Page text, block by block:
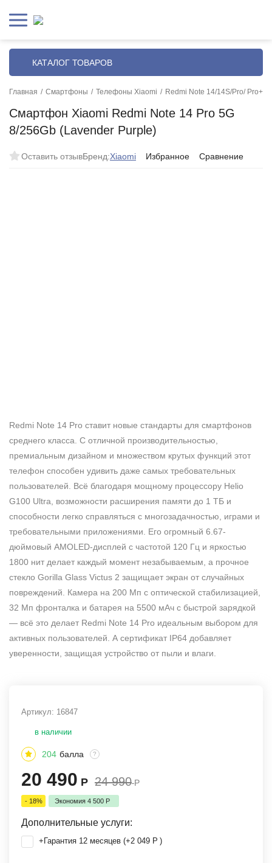
КАТАЛОГ ТОВАРОВ
Главная / Смартфоны / Телефоны Xiaomi / Redmi Note 14/14S/Pro/ Pro+
Смартфон Xiaomi Redmi Note 14 Pro 5G
8/256Gb (Lavender Purple)
Оставить отзывБренд:Xiaomi Избранное Сравнение
Redmi Note 14 Pro ставит новые стандарты для смартфонов
среднего класса. С отличной производительностью,
премиальным дизайном и множеством крутых функций этот
телефон способен удивить даже самых требовательных
пользователей. Всё благодаря мощному процессору Helio
G100 Ultra, возможности расширения памяти до 1 ТБ и
способности легко справляться с многозадачностью, играми и
требовательными приложениями. Его огромный 6.67-
дюймовый AMOLED-дисплей с частотой 120 Гц и яркостью
1800 нит делает каждый момент незабываемым, а прочное
стекло Gorilla Glass Victus 2 защищает экран от случайных
повреждений. Камера на 200 Мп с оптической стабилизацией,
32 Мп фронталка и батарея на 5500 мАч с быстрой зарядкой
— всё это делает Redmi Note 14 Pro идеальным выбором для
активных пользователей. А сертификат IP64 добавляет
уверенности, защищая устройство от пыли и влаги.
Артикул: 16847
в наличии
204 балла ?
20 490 Р 24 990 Р
- 18% Экономия 4 500 Р
Дополнительные услуги:
+Гарантия 12 месяцев (+2 049 Р )